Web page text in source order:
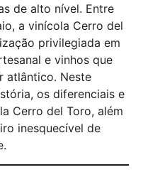
de alto nível. Entre
a vinícola Cerro del
privilegiada em
e vinhos que
atlântico. Neste
os diferenciais e
Cerro del Toro, além
inesquecível de